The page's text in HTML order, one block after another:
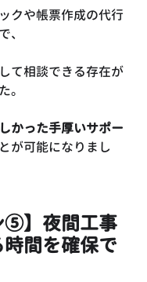
クや帳票作成の代行
、
て相談できる存在が
。
かった手厚いサポー
が可能になりまし
⑤】夜間工事
間を確保で